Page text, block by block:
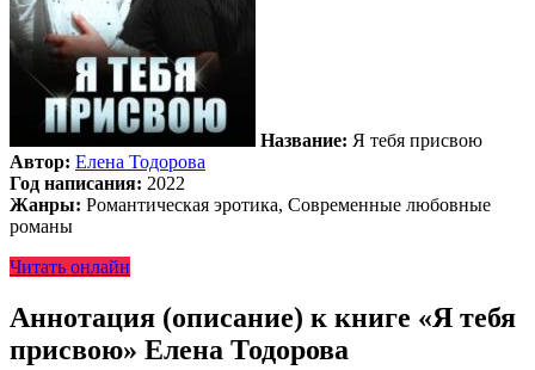
Название: Я тебя присвою
Автор: Елена Тодорова
Год написания: 2022
Жанры: Романтическая эротика, Современные любовные
романы
Читать онлайн
Аннотация (описание) к книге «Я тебя
присвою» Елена Тодорова